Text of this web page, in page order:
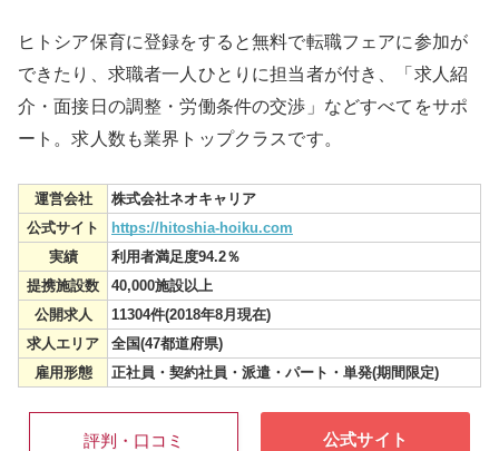
ヒトシア保育に登録をすると無料で転職フェアに参加が
できたり、求職者一人ひとりに担当者が付き、「求人紹
介・面接日の調整・労働条件の交渉」などすべてをサポ
ート。求人数も業界トップクラスです。
運営会社
株式会社ネオキャリア
公式サイト
https://hitoshia-hoiku.com
実績
利用者満足度94.2％
提携施設数
40,000施設以上
公開求人
11304件(2018年8月現在)
求人エリア
全国(47都道府県)
雇用形態
正社員・契約社員・派遣・パート・単発(期間限定)
評判・口コミ 公式サイト